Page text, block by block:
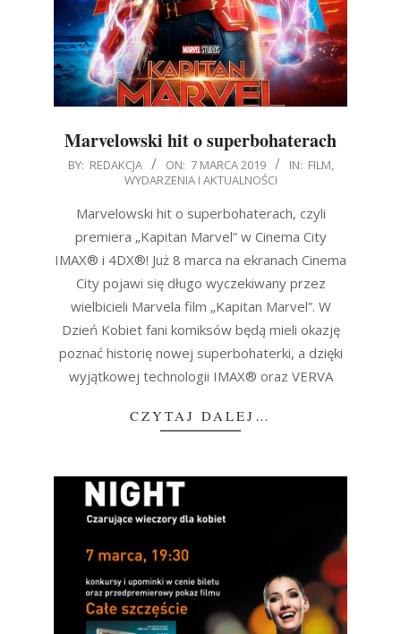
Marvelowski hit o superbohaterach
2019-
BY: REDAKCJA ON: 7 MARCA 2019 IN: FILM,
WYDARZENIA I AKTUALNOŚCI
Marvelowski hit o superbohaterach, czyli
premiera „Kapitan Marvel” w Cinema City
IMAX® i 4DX®! Już 8 marca na ekranach Cinema
City pojawi się długo wyczekiwany przez
wielbicieli Marvela film „Kapitan Marvel”. W
Dzień Kobiet fani komiksów będą mieli okazję
poznać historię nowej superbohaterki, a dzięki
wyjątkowej technologii IMAX® oraz VERVA
CZYTAJ DALEJ…